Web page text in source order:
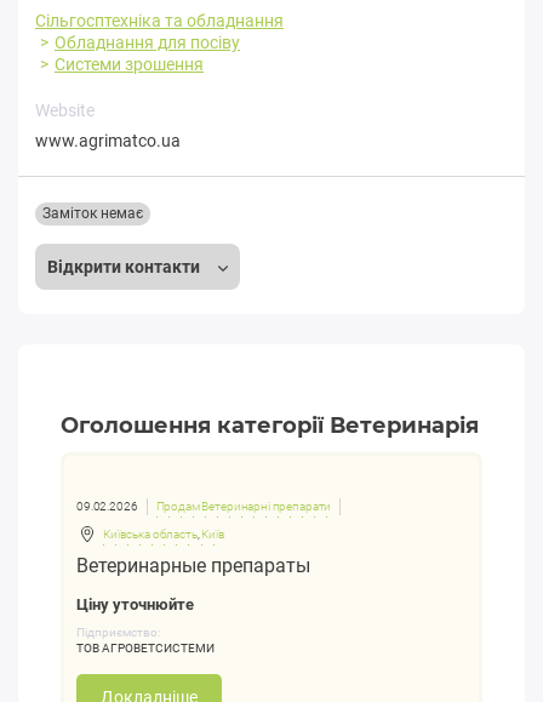
Сільгосптехніка та обладнання
Обладнання для посіву
Системи зрошення
Website
www.agrimatco.ua
Відкрити контакти
Заміток немає
Оголошення категорії Ветеринарія
09.02.2026 Продам Ветеринарні препарати
Київська область, Київ
Ветеринарные препараты
Ціну уточнюйте
Підприємство:
ТОВ АГРОВЕТСИСТЕМИ
Докладніше